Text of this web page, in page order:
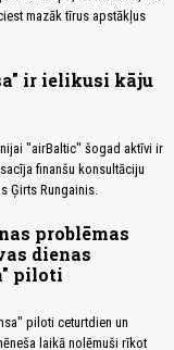
mazāk tīrus apstākļus
ir ielikusi kāju
"airBaltic" šogad aktīvi ir
finanšu konsultāciju
Ģirts Rungainis.
problēmas
dienas
piloti
piloti ceturtdien un
laikā nolēmuši rīkot